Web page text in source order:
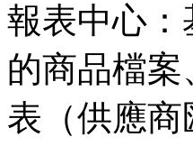
報表中心
的商品檔
表（供應